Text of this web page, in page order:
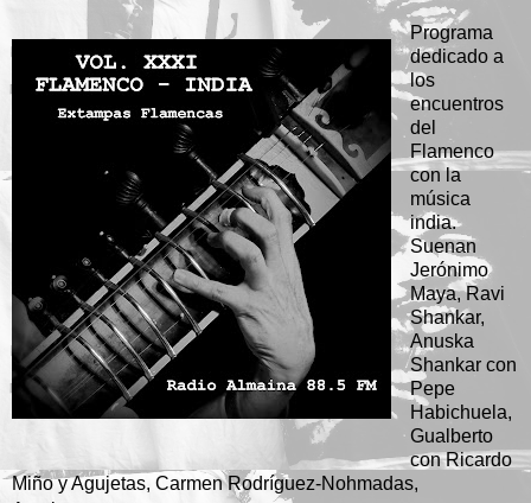
Programa
dedicado a
los
encuentros
del
Flamenco
con la
música
india.
Suenan
Jerónimo
Maya, Ravi
Shankar,
Anuska
Shankar con
Pepe
Habichuela,
Gualberto
con Ricardo
Miño y Agujetas, Carmen Rodríguez-Nohmadas,